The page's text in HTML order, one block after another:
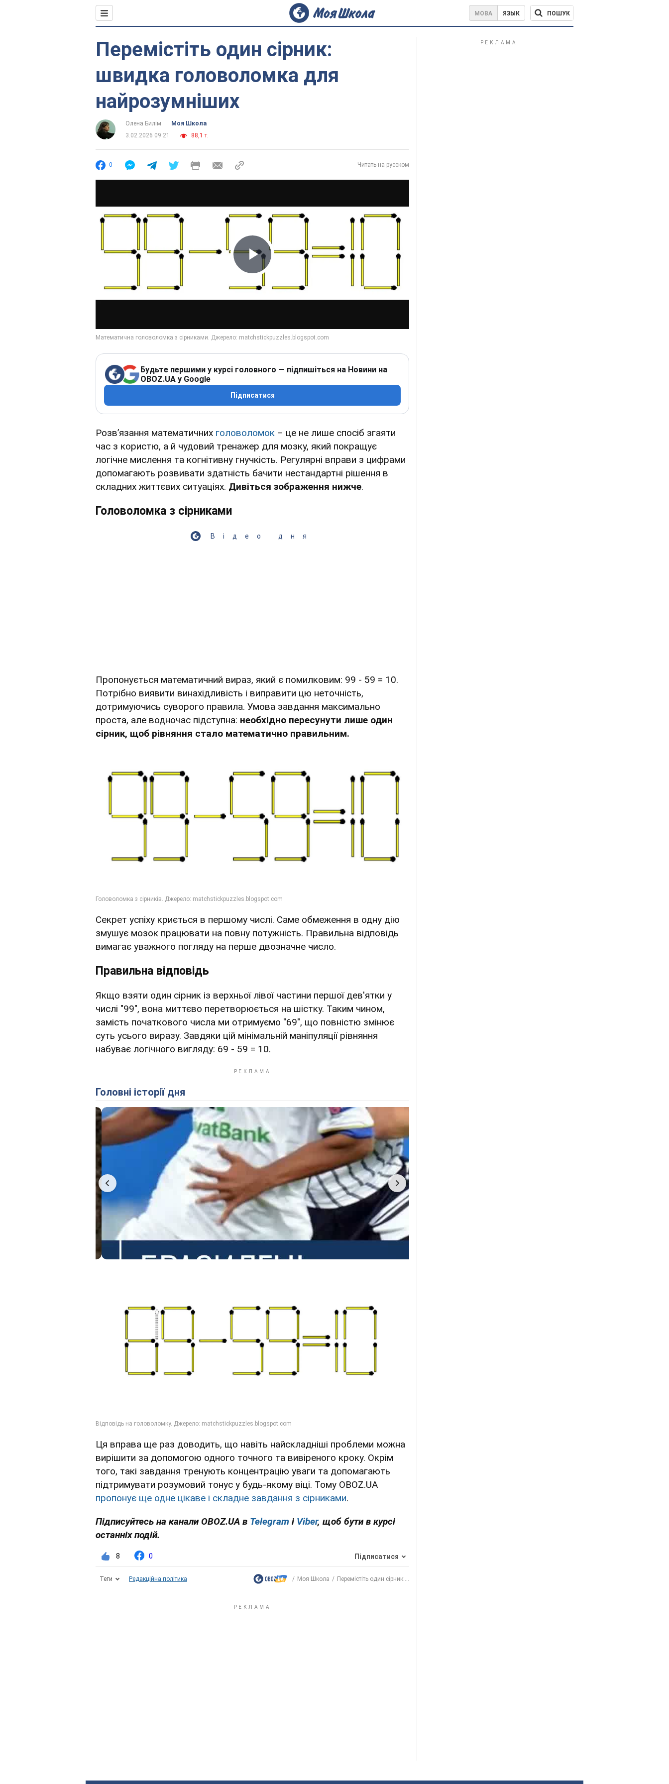
МОВА ЯЗЫК ПОШУК
Перемістіть один сірник:
швидка головоломка для
найрозумніших
Олена Билім
Моя Школа
3.02.2026 09:21
88,1 т.
0 Читать на русском
Play Video
Будьте першими у курсі головного — підпишіться на Новини на
OBOZ.UA у Google
Підписатися
Розв’язання математичних головоломок – це не лише спосіб згаяти
час з користю, а й чудовий тренажер для мозку, який покращує
логічне мислення та когнітивну гнучкість. Регулярні вправи з цифрами
допомагають розвивати здатність бачити нестандартні рішення в
складних життєвих ситуаціях. Дивіться зображення нижче.
Головоломка з сірниками
Відео дня
Пропонується математичний вираз, який є помилковим: 99 - 59 = 10.
Потрібно виявити винахідливість і виправити цю неточність,
дотримуючись суворого правила. Умова завдання максимально
проста, але водночас підступна: необхідно пересунути лише один
сірник, щоб рівняння стало математично правильним.
Секрет успіху криється в першому числі. Саме обмеження в одну дію
змушує мозок працювати на повну потужність. Правильна відповідь
вимагає уважного погляду на перше двозначне число.
Правильна відповідь
Якщо взяти один сірник із верхньої лівої частини першої дев'ятки у
числі "99", вона миттєво перетворюється на шістку. Таким чином,
замість початкового числа ми отримуємо "69", що повністю змінює
суть усього виразу. Завдяки цій мінімальній маніпуляції рівняння
набуває логічного вигляду: 69 - 59 = 10.
Головні історії дня
Ця вправа ще раз доводить, що навіть найскладніші проблеми можна
вирішити за допомогою одного точного та вивіреного кроку. Окрім
того, такі завдання тренують концентрацію уваги та допомагають
підтримувати розумовий тонус у будь-якому віці. Тому OBOZ.UA
пропонує ще одне цікаве і складне завдання з сірниками.
Підписуйтесь на канали OBOZ.UA в Telegram і Viber, щоб бути в курсі
останніх подій.
8 0 Підписатися
Теги Редакційна політика Моя Школа Перемістіть один сірник:...